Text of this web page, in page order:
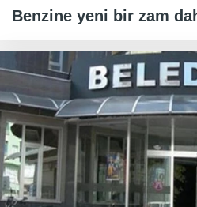
Benzine yeni bir zam